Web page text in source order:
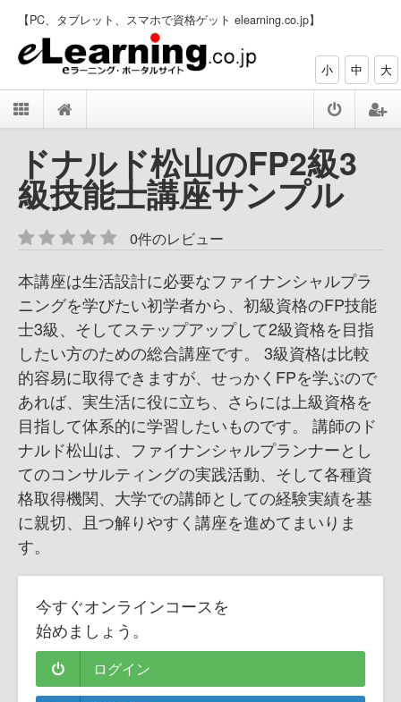
【PC、タブレット、スマホで資格ゲット elearning.co.jp】
小 中 大
ドナルド松山のFP2級3
級技能士講座サンプル
0件のレビュー
本講座は生活設計に必要なファイナンシャルプラ
ニングを学びたい初学者から、初級資格のFP技能
士3級、そしてステップアップして2級資格を目指
したい方のための総合講座です。 3級資格は比較
的容易に取得できますが、せっかくFPを学ぶので
あれば、実生活に役に立ち、さらには上級資格を
目指して体系的に学習したいものです。 講師のド
ナルド松山は、ファイナンシャルプランナーとし
てのコンサルティングの実践活動、そして各種資
格取得機関、大学での講師としての経験実績を基
に親切、且つ解りやすく講座を進めてまいりま
す。
今すぐオンラインコースを
始めましょう。
ログイン